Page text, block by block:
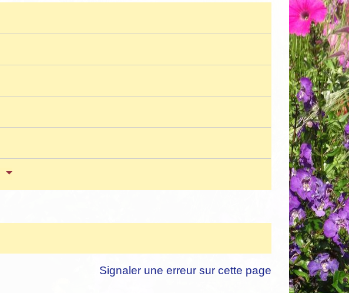
Signaler une erreur sur cette page